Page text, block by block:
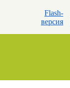
Flash-
версия